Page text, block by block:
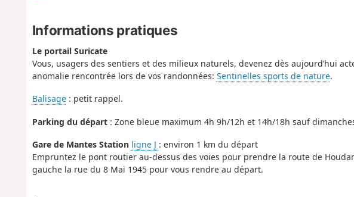
Informations pratiques
Le portail Suricate
Vous, usagers des sentiers et des milieux naturels, devenez dès aujourd’hui
anomalie rencontrée lors de vos randonnées: Sentinelles sports de nature.
Balisage: petit rappel.
Parking du départ : Zone bleue maximum 4h 9h/12h et 14h/18h sauf
Gare de Mantes Station ligne J : environ 1 km du départ
Empruntez le pont routier au-dessus des voies pour prendre la route de
gauche la rue du 8 Mai 1945 pour vous rendre au départ.